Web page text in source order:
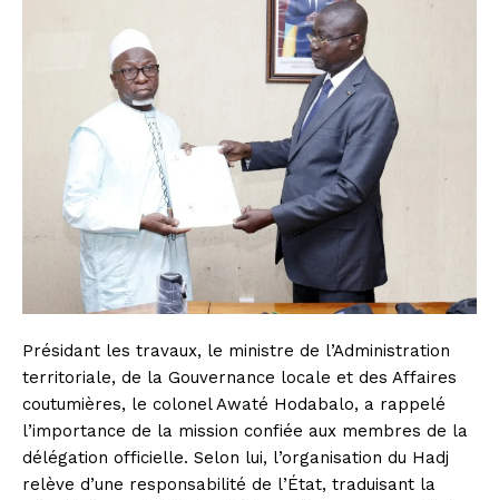
Présidant les travaux, le ministre de l’Administration
territoriale, de la Gouvernance locale et des Affaires
coutumières, le colonel Awaté Hodabalo, a rappelé
l’importance de la mission confiée aux membres de la
délégation officielle. Selon lui, l’organisation du Hadj
relève d’une responsabilité de l’État, traduisant la